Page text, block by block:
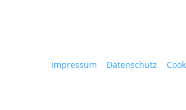
Impressum Datenschutz